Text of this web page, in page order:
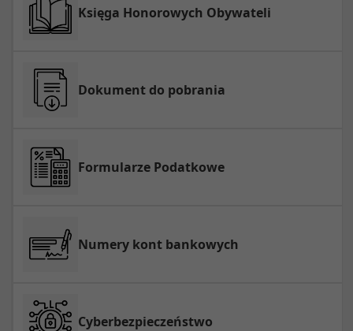
Księga Honorowych Obywateli
Dokument do pobrania
Formularze Podatkowe
Numery kont bankowych
Cyberbezpieczeństwo